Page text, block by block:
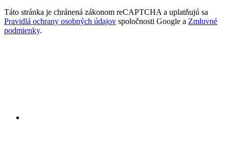
Táto stránka je chránená zákonom reCAPTCHA a uplatňujú sa
Pravidlá ochrany osobných údajov spoločnosti Google a Zmluvné
podmienky.